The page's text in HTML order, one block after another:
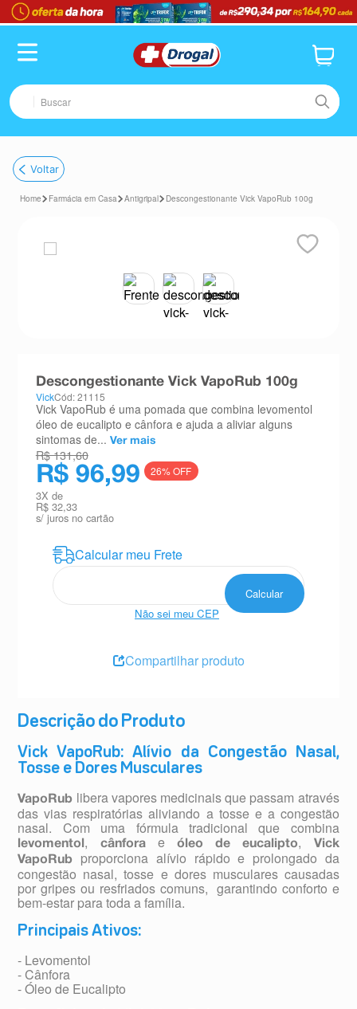
Buscar
1º fralda
2º pampers confort sec max
absorvente
teste gravidez
10ºesmalte
Voltar
Farmácia em Casa Antigripal Descongestionante Vick VapoRub 100g
Descrição do Produto
Vick VapoRub: Alívio da Congestão Nasal,
Tosse e Dores Musculares
VapoRub libera vapores medicinais que passam através
das vias respiratórias aliviando a tosse e a congestão
nasal. Com uma fórmula tradicional que combina
levomentol , cânforae óleo de eucalipto,
Vick
VapoRub
proporciona alívio rápido e prolongado da
congestão nasal, tosse e dores musculares causadas
por gripes ou resfriados comuns, garantindo conforto e
bem-estar para toda a família.
Principais Ativos:
- Levomentol
- Cânfora
- Óleo de Eucalipto
Descongestionante Vick VapoRub 100g
VickCód: 21115
Vick VapoRub é uma pomada que combina levomentol
óleo de eucalipto e cânfora e ajuda a aliviar alguns
sintomas de... Ver mais
R$ 131,60
R$ 96,99 26% OFF
3X de
R$ 32,33
s/ juros no cartão
Não sei meu CEP
Compartilhar produto